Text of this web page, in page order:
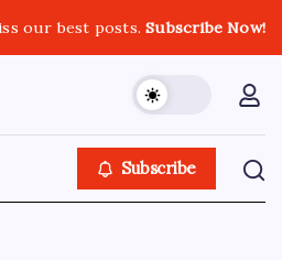
our best posts.Subscribe Now!
Subscribe